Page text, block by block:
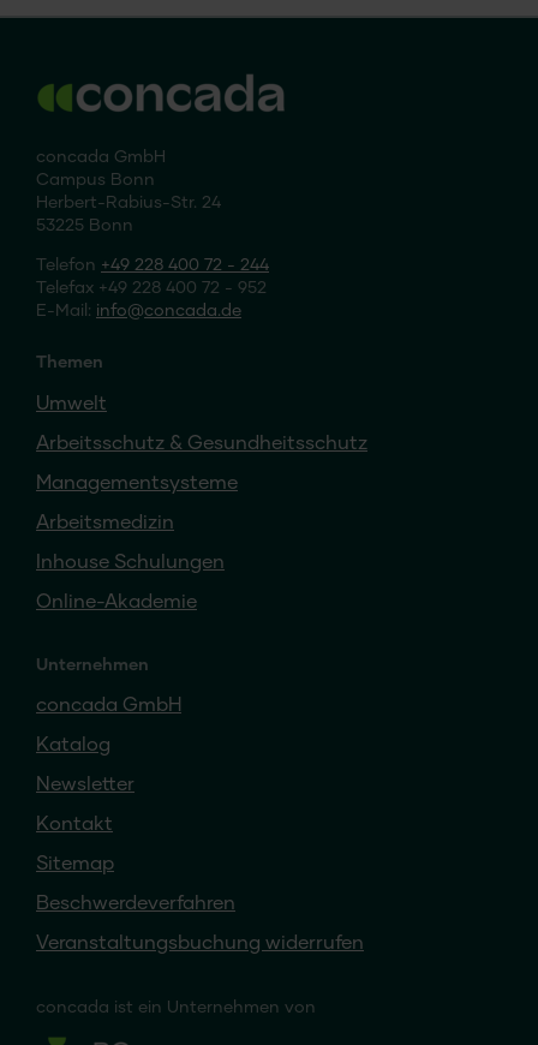
concada GmbH
Campus Bonn
Herbert-Rabius-Str. 24
53225 Bonn
Telefon +49 228 400 72 - 244
Telefax +49 228 400 72 - 952
E-Mail: info concada.de
Themen
Umwelt
Arbeitsschutz & Gesundheitsschutz
Managementsysteme
Arbeitsmedizin
Inhouse Schulungen
Online-Akademie
Unternehmen
concada GmbH
Katalog
Newsletter
Kontakt
Sitemap
Beschwerdeverfahren
Veranstaltungsbuchung widerrufen
concada ist ein Unternehmen von